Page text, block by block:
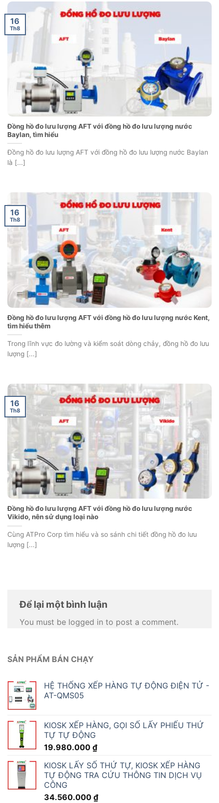
Đồng hồ đo lưu lượng AFT với đồng hồ đo lưu lượng nước
Baylan, tìm hiểu
Đồng hồ đo lưu lượng AFT với đồng hồ đo lưu lượng nước Baylan
là [...]
16
Th8
Đồng hồ đo lưu lượng AFT với đồng hồ đo lưu lượng nước Kent,
tìm hiểu thêm
Trong lĩnh vực đo lường và kiểm soát dòng chảy, đồng hồ đo lưu
lượng [...]
16
Th8
Đồng hồ đo lưu lượng AFT với đồng hồ đo lưu lượng nước
Vikido, nên sử dụng loại nào
Cùng ATPro Corp tìm hiểu và so sánh chi tiết đồng hồ đo lưu
lượng [...]
16
Th8
Để lại một bình luận
You must be logged in to post a comment.
SẢN PHẨM BÁN CHẠY
HỆ THỐNG XẾP HÀNG TỰ ĐỘNG ĐIỆN TỬ -
AT-QMS05
KIOSK XẾP HÀNG, GỌI SỐ LẤY PHIẾU THỨ
TỰ TỰ ĐỘNG
19.980.000 ₫
KIOSK LẤY SỐ THỨ TỰ, KIOSK XẾP HÀNG
TỰ ĐỘNG TRA CỨU THÔNG TIN DỊCH VỤ
CÔNG
34.560.000 ₫